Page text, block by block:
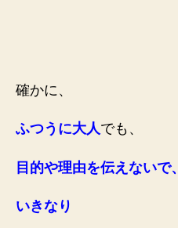
確かに、
ふつうに大人でも、
目的や理由を伝えないで、
いきなり